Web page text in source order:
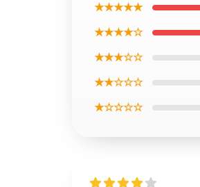
★★★★★
★★★★☆
★★★☆☆
★★☆☆☆
★☆☆☆☆